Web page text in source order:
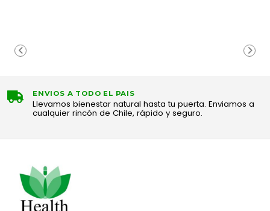
ENVIOS A TODO EL PAIS
Llevamos bienestar natural hasta tu puerta. Enviamos a
cualquier rincón de Chile, rápido y seguro.